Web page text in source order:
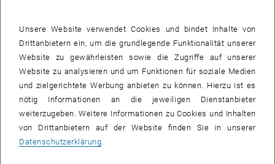
Veranstaltungstyp:
KONFERENZ
Veranstaltungsort:TU Wien, 1040 Wien
EMBA Online Info Session mit Dekan Prof. Dr. Wolfgang
28 Juli 2026
28
JULI 26
16:00-bis
17:00
Unsere Website verwendet Cookies und bindet Inhalte von
Drittanbietern ein, um die grundlegende Funktionalität unserer
Website zu gewährleisten sowie die Zugriffe auf unserer
Website zu analysieren und um Funktionen für soziale Medien
und zielgerichtete Werbung anbieten zu können. Hierzu ist es
nötig Informationen an die jeweiligen Dienstanbieter
weiterzugeben. Weitere Informationen zu Cookies und Inhalten
von Drittanbietern auf der Website finden Sie in unserer
Datenschutzerklärung